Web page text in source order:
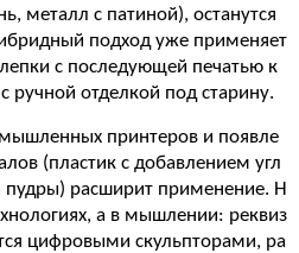
металл с патиной), останутся
подход уже применяет
с последующей печатью к
ручной отделкой под старину.
принтеров и появле
(пластик с добавлением угл
пудры) расширит применение. Н
а в мышлении: реквиз
цифровыми скульпторами, ра